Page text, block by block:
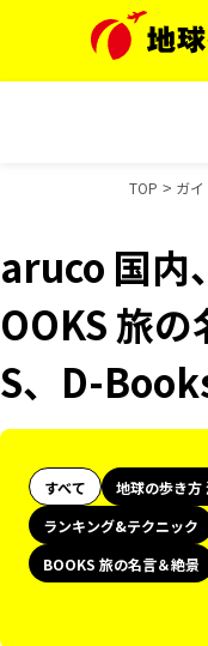
TOP ガ
aruco 国内
OOKS 旅
S、D-
すべて 地球の歩き方
ランキング&テクニック
BOOKS 旅の名言＆絶景